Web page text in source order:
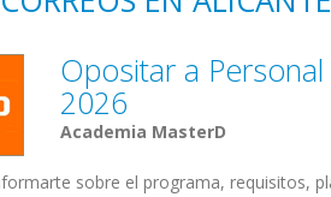
Opositar a
2026
Academia MasterD
sobre el programa, requisitos,